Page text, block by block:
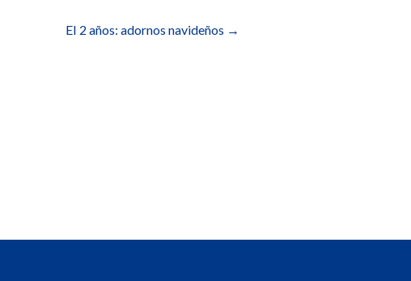
EI 2 años: adornos navideños →